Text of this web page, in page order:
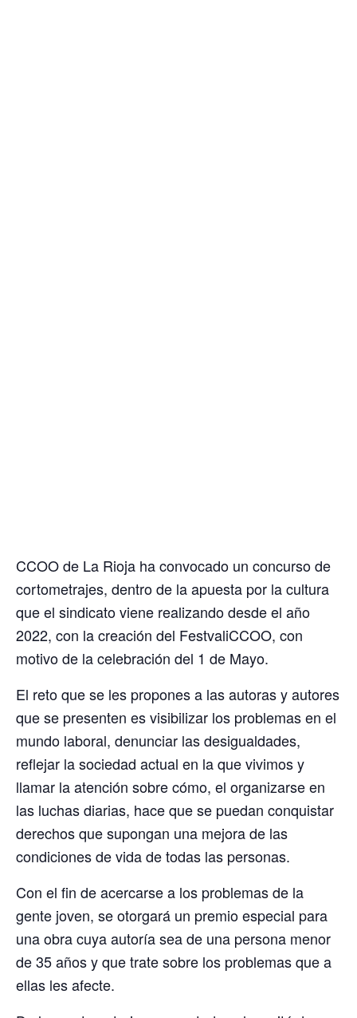
CCOO de La Rioja ha convocado un concurso de
cortometrajes, dentro de la apuesta por la cultura
que el sindicato viene realizando desde el año
2022, con la creación del FestvaliCCOO, con
motivo de la celebración del 1 de Mayo.
El reto que se les propones a las autoras y autores
que se presenten es visibilizar los problemas en el
mundo laboral, denunciar las desigualdades,
reflejar la sociedad actual en la que vivimos y
llamar la atención sobre cómo, el organizarse en
las luchas diarias, hace que se puedan conquistar
derechos que supongan una mejora de las
condiciones de vida de todas las personas.
Con el fin de acercarse a los problemas de la
gente joven, se otorgará un premio especial para
una obra cuya autoría sea de una persona menor
de 35 años y que trate sobre los problemas que a
ellas les afecte.